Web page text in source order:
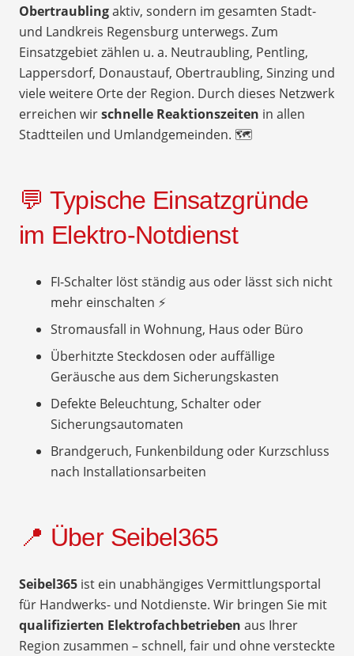
Obertraublingaktiv, sondern im gesamten Stadt-
und Landkreis Regensburg unterwegs. Zum
Einsatzgebiet zählen u. a. Neutraubling, Pentling,
Lappersdorf, Donaustauf, Obertraubling, Sinzing und
viele weitere Orte der Region. Durch dieses Netzwerk
erreichen wirschnelle Reaktionszeiten in allen
Stadtteilen und Umlandgemeinden. 🗺️
💬 Typische Einsatzgründe
im Elektro-Notdienst
FI-Schalter löst ständig aus oder lässt sich nicht
mehr einschalten ⚡
Stromausfall in Wohnung, Haus oder Büro
Überhitzte Steckdosen oder auffällige
Geräusche aus dem Sicherungskasten
Defekte Beleuchtung, Schalter oder
Sicherungsautomaten
Brandgeruch, Funkenbildung oder Kurzschluss
nach Installationsarbeiten
📍 Über Seibel365
Seibel365 ist ein unabhängiges Vermittlungsportal
für Handwerks- und Notdienste. Wir bringen Sie mit
qualifizierten Elektrofachbetrieben aus Ihrer
Region zusammen – schnell, fair und ohne versteckte